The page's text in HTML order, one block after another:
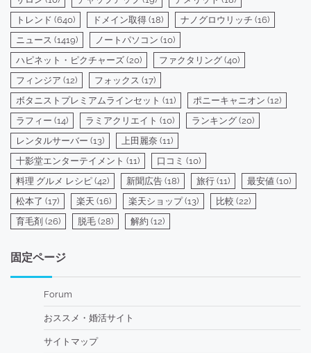
トレンド (640) ドメイン取得 (18) ナノグロウリッチ (16)
ニュース (1419) ノートパソコン (10)
ハピネット・ピクチャーズ (20) ファクタリング (40)
フィンジア (12) フォックス (17)
ボタニストプレミアムラインセット (11) ポニーキャニオン (12)
ラフィー (14) ラミアクリエイト (10) ランキング (20)
レンタルサーバー (13) 上田麗奈 (11)
十影堂エンターテイメント (11) 口コミ (10)
料理 グルメ レシピ (42) 新聞広告 (18) 旅行 (11) 最安値 (10)
松本了 (17) 楽天 (16) 楽天ショップ(13) 比較 (22)
育毛剤 (26) 脱毛 (28) 解約 (12)
固定ページ
Forum
おススメ・婚活サイト
サイトマップ